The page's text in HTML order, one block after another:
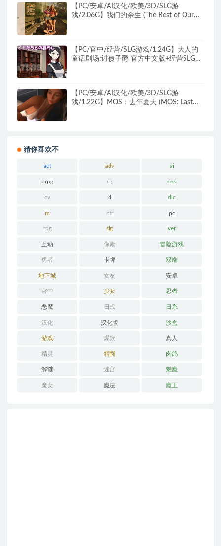
【PC/安卓/AI汉化/欧美/3D/SLG游
戏/2.06G】我们的余生 (The Rest of Our
【PC/官中/经营/SLG游戏/1.24G】大人的
童话剧场:讨债子爵 官方中文版+经营SLG游
【PC/安卓/AI汉化/欧美/3D/SLG游
戏/1.22G】MOS：去年夏天 (MOS: Last
猜你喜欢不
act adv ai
arpg cg cos
cv d dlc
m ntr pc
rpg slg ver
互动 像素 冒险游戏
勇者 卡牌 双端
地下城 女友 安卓
官中 少女 忍者
恶魔 日式 日系
汉化 汉化版 沙盒
游戏 爆款 真人
精灵 精翻 肉鸽
解谜 迷宫 魅魔
魔女 魔法 魔王